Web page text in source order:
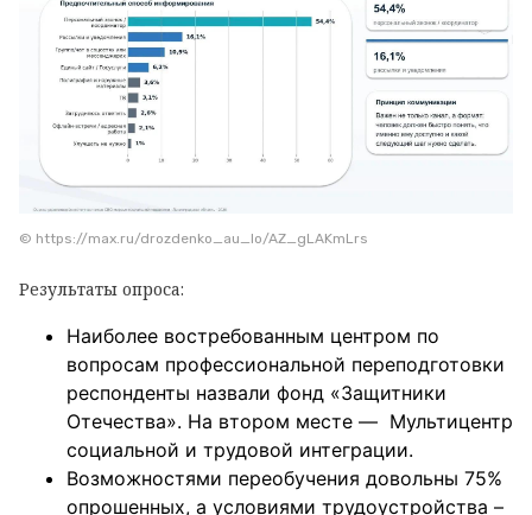
© https://max.ru/drozdenko_au_lo/AZ_gLAKmLrs
Результаты опроса:
Наиболее востребованным центром по
вопросам профессиональной переподготовки
респонденты назвали фонд «Защитники
Отечества». На втором месте — Мультицентр
социальной и трудовой интеграции.
Возможностями переобучения довольны 75%
опрошенных, а условиями трудоустройства –